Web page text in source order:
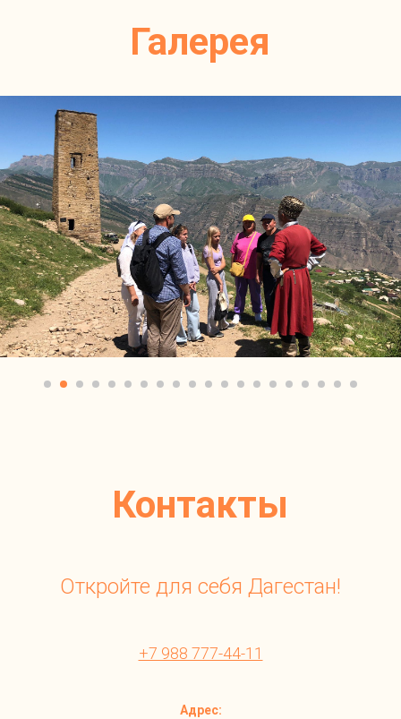
Галерея
Контакты
Откройте для себя Дагестан!
+7 988 777-44-11
Адрес: